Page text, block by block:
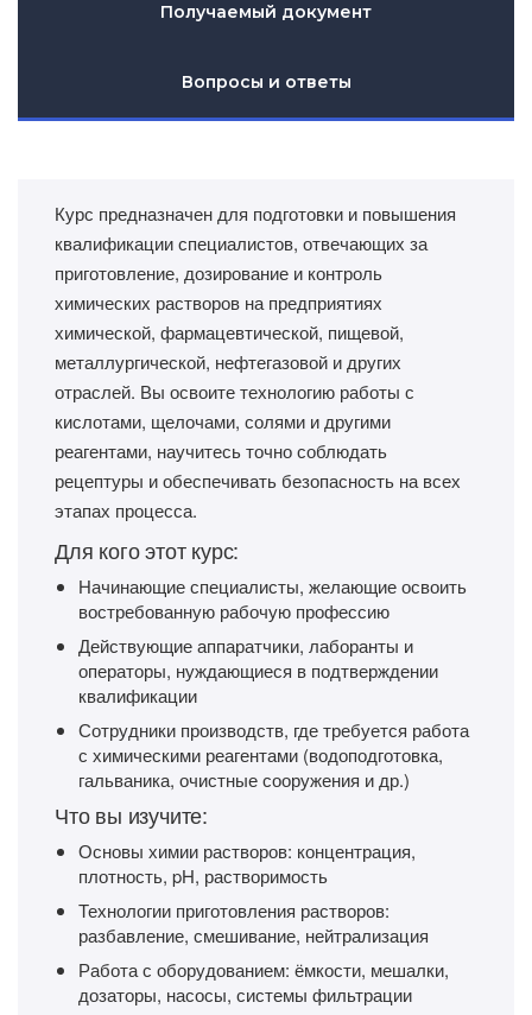
Получаемый документ
Вопросы и ответы
Курс предназначен для подготовки и повышения
квалификации специалистов, отвечающих за
приготовление, дозирование и контроль
химических растворов на предприятиях
химической, фармацевтической, пищевой,
металлургической, нефтегазовой и других
отраслей. Вы освоите технологию работы с
кислотами, щелочами, солями и другими
реагентами, научитесь точно соблюдать
рецептуры и обеспечивать безопасность на всех
этапах процесса.
Для кого этот курс:
Начинающие специалисты, желающие освоить
востребованную рабочую профессию
Действующие аппаратчики, лаборанты и
операторы, нуждающиеся в подтверждении
квалификации
Сотрудники производств, где требуется работа
с химическими реагентами (водоподготовка,
гальваника, очистные сооружения и др.)
Что вы изучите:
Основы химии растворов: концентрация,
плотность, pH, растворимость
Технологии приготовления растворов:
разбавление, смешивание, нейтрализация
Работа с оборудованием: ёмкости, мешалки,
дозаторы, насосы, системы фильтрации